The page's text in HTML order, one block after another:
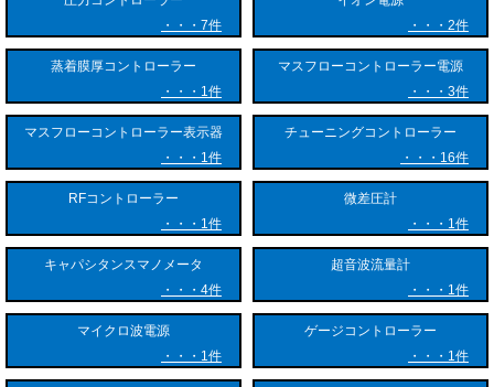
7件
2件
蒸着膜厚コントローラー
1件
マスフローコントローラー電源
3件
マスフローコントローラー表示器
1件
チューニングコントローラー
16件
RFコントローラー
1件
微差圧計
1件
キャパシタンスマノメータ
4件
超音波流量計
1件
マイクロ波電源
1件
ゲージコントローラー
1件